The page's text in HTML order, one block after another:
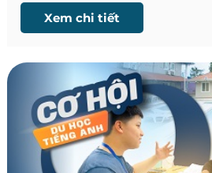
đó vẫn còn những hiểu lầm trong
cùng Phil English phân tích cấu
Xem chi tiết